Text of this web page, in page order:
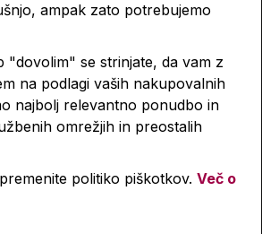
22,90 €
ampak zato potrebujemo
"dovolim" se strinjate, da vam z
na podlagi vaših nakupovalnih
najbolj relevantno ponudbo in
omrežjih in preostalih
politiko piškotkov. Več o